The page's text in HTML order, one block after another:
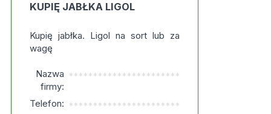
KUPIĘ JABŁKA LIGOL
Kupię jabłka. Ligol na sort lub za
wagę
Nazwa
firmy:
***********************
Telefon: ***********************